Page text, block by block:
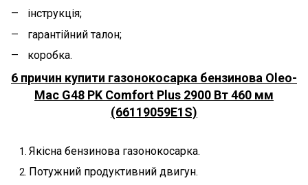
інструкція;
гарантійний талон;
коробка.
6 причин купити газонокосарка бензинова Oleo-
Mac G48 PK Comfort Plus 2900 Вт 460 мм
(66119059E1S)
Якісна бензинова газонокосарка.
Потужний продуктивний двигун.